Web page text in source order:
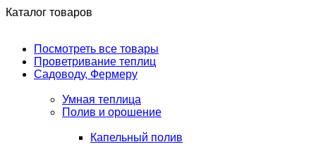
Каталог товаров
Посмотреть все товары
Проветривание теплиц
Садоводу, Фермеру
Умная теплица
Полив и орошение
Капельный полив